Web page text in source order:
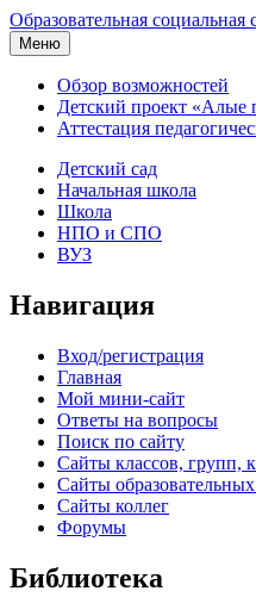
Образовательная социальная
Меню
Обзор возможностей
Детский проект «Алые
Аттестация
Детский сад
Начальная школа
Школа
НПО и СПО
ВУЗ
Навигация
Вход/регистрация
Главная
Мой мини-сайт
Ответы на вопросы
Поиск по сайту
Сайты классов, групп,
Сайты
Сайты коллег
Форумы
Библиотека